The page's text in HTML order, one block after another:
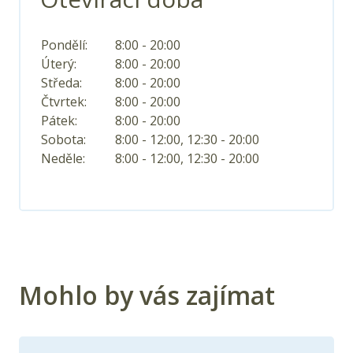
Pondělí:
8:00 - 20:00
Úterý:
8:00 - 20:00
Středa:
8:00 - 20:00
Čtvrtek:
8:00 - 20:00
Pátek:
8:00 - 20:00
Sobota:
8:00 - 12:00, 12:30 - 20:00
Neděle:
8:00 - 12:00, 12:30 - 20:00
Mohlo by vás zajímat